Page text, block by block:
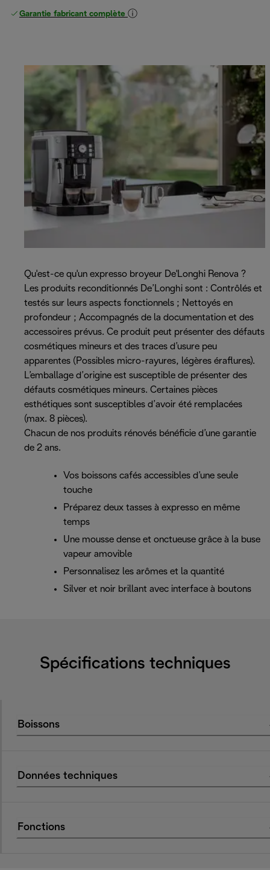
Garantie fabricant complète
Qu'est-ce qu'un expresso broyeur De'Longhi Renova ?
Les produits reconditionnés De’Longhi sont : Contrôlés et
testés sur leurs aspects fonctionnels ; Nettoyés en
profondeur ; Accompagnés de la documentation et des
accessoires prévus. Ce produit peut présenter des défauts
cosmétiques mineurs et des traces d’usure peu
apparentes (Possibles micro-rayures, légères éraflures).
L’emballage d’origine est susceptible de présenter des
défauts cosmétiques mineurs. Certaines pièces
esthétiques sont susceptibles d’avoir été remplacées
(max. 8 pièces).
Chacun de nos produits rénovés bénéficie d’une garantie
de 2 ans.
Vos boissons cafés accessibles d’une seule
touche
Préparez deux tasses à expresso en même
temps
Une mousse dense et onctueuse grâce à la buse
vapeur amovible
Personnalisez les arômes et la quantité
Silver et noir brillant avec interface à boutons
Spécifications techniques
Boissons
Données techniques
Fonctions